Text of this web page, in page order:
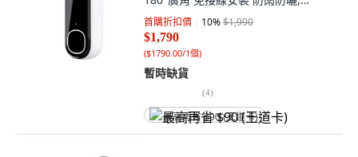
AVD4001, 1個
首購折扣價 10%$1,990
$1,790
($1790.00/1個)
暫時缺貨
(4)
最高再省 $90 (王道卡)